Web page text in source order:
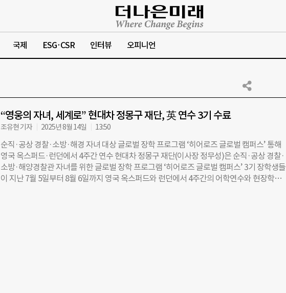
국제 ESG·CSR 인터뷰 오피니언
“영웅의 자녀, 세계로” 현대차 정몽구 재단, 英 연수 3기 수료
조유현 기자 2025년 8월 14일 13:50
순직·공상 경찰·소방·해경 자녀 대상 글로벌 장학 프로그램 ‘히어로즈 글로벌 캠퍼스’ 통해
영국 옥스퍼드·런던에서 4주간 연수 현대차 정몽구 재단(이사장 정무성)은 순직·공상 경찰·
소방·해양경찰관 자녀를 위한 글로벌 장학 프로그램 ‘히어로즈 글로벌 캠퍼스’ 3기 장학생들
이 지난 7월 5일부터 8월 6일까지 영국 옥스퍼드와 런던에서 4주간의 어학연수와 현장학습